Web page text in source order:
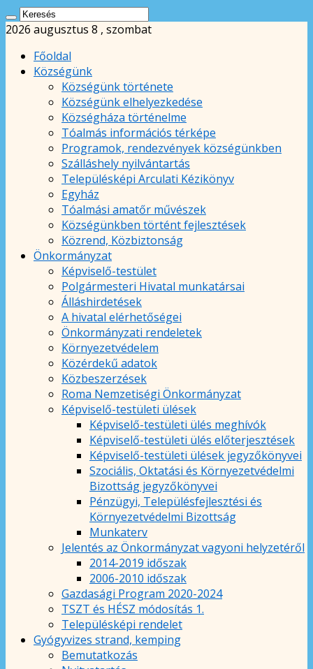
2026 augusztus 8 , szombat
Főoldal
Községünk
Községünk története
Községünk elhelyezkedése
Községháza történelme
Tóalmás információs térképe
Programok, rendezvények községünkben
Szálláshely nyilvántartás
Településképi Arculati Kézikönyv
Egyház
Tóalmási amatőr művészek
Községünkben történt fejlesztések
Közrend, Közbiztonság
Önkormányzat
Képviselő-testület
Polgármesteri Hivatal munkatársai
Álláshirdetések
A hivatal elérhetőségei
Önkormányzati rendeletek
Környezetvédelem
Közérdekű adatok
Közbeszerzések
Roma Nemzetiségi Önkormányzat
Képviselő-testületi ülések
Képviselő-testületi ülés meghívók
Képviselő-testületi ülés előterjesztések
Képviselő-testületi ülések jegyzőkönyvei
Szociális, Oktatási és Környezetvédelmi
Bizottság jegyzőkönyvei
Pénzügyi, Településfejlesztési és
Környezetvédelmi Bizottság
Munkaterv
Jelentés az Önkormányzat vagyoni helyzetéről
2014-2019 időszak
2006-2010 időszak
Gazdasági Program 2020-2024
TSZT és HÉSZ módosítás 1.
Településképi rendelet
Gyógyvizes strand, kemping
Bemutatkozás